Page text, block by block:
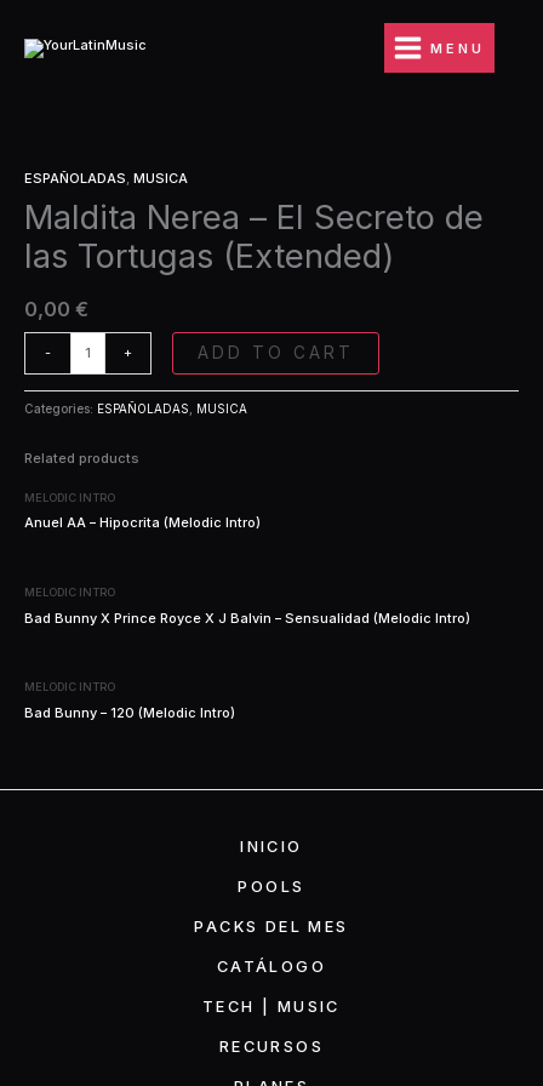
contenido
MENU
ESPAÑOLADAS, MUSICA
Maldita Nerea – El Secreto de
las Tortugas (Extended)
0,00 €
-
Nerea
-
El
Secreto
las
(Extended)
quantity
+ ADD TO CART
Categories: ESPAÑOLADAS MUSICA
Related products
MELODIC INTRO
Anuel AA – Hipocrita (Melodic Intro)
MELODIC INTRO
Bad Bunny X Prince Royce X J Balvin – Sensualidad (Melodic Intro)
MELODIC INTRO
Bad Bunny – 120 (Melodic Intro)
INICIO
POOLS
PACKS DEL MES
CATÁLOGO
TECH | MUSIC
RECURSOS
Secreto
de